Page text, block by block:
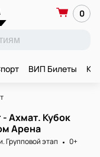
0
ВИП Билеты
Ахмат. Кубок
Арена
Групповой этап
0+